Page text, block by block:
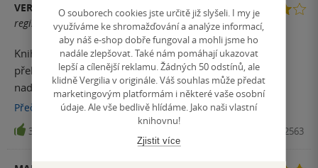
VERONIKA TRČKOVÁ
registrovaný uživatel
Kniha Vyžádejte si Andreu pro mě byla velkým
překvapením! Jedná se o takový detektivní thriller s
nadpřirozenými prvky. Ze začátku jsem byla poněkud
zmatená z názvu knihy, ale nakonec do sebe vše krásně
zapadlo a je to skvěle vymyšleno ❤️ Musím říct, že některé
části knihy byly opravdu napínavé a nemohla jsem přestat
Přečíst více
33 Kniha, Vendeta, 2024, 9788027722563
O souborech cookies jste určitě již slyšeli. I my je
využíváme ke shromažďování a analýze informací,
aby náš e-shop dobře fungoval a mohli jsme ho
nadále zlepšovat. Také nám pomáhají ukazovat
lepší a cílenější reklamu. Žádných 50 odstínů, ale
klidně Vergilia v originále. Váš souhlas může předat
marketingovým platformám i některé vaše osobní
údaje. Ale vše bedlivě hlídáme. Jako naši vlastní
knihovnu!
Zjistit více